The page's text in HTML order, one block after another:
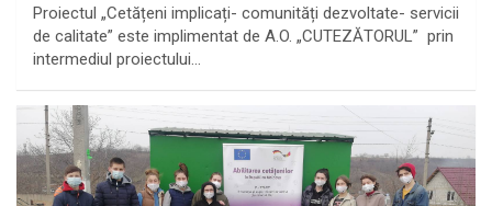
Proiectul „Cetățeni implicați- comunități dezvoltate- servicii
de calitate” este implimentat de A.O. „CUTEZĂTORUL” prin
intermediul proiectului…